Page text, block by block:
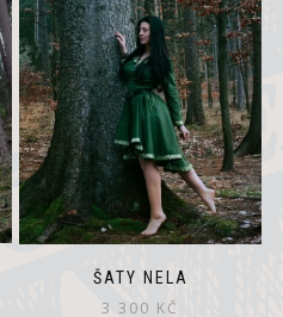
ŠATY NELA
3 300 KČ